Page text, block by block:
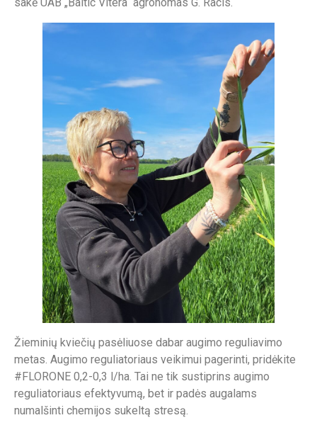
Žieminių kviečių pasėliuose dabar augimo reguliavimo
metas. Augimo reguliatoriaus veikimui pagerinti, pridėkite
#FLORONE 0,2-0,3 l/ha. Tai ne tik sustiprins augimo
reguliatoriaus efektyvumą, bet ir padės augalams
numalšinti chemijos sukeltą stresą.